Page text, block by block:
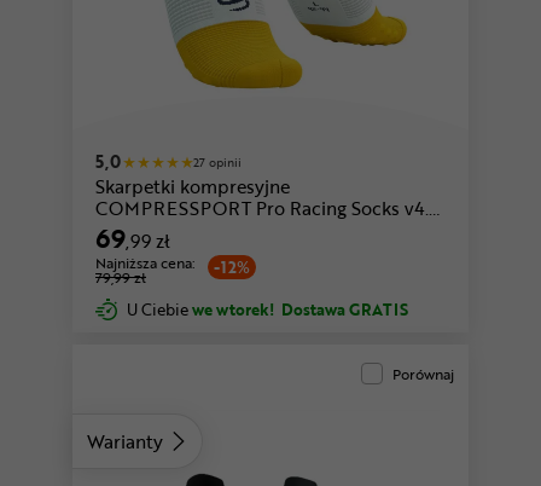
5,0 27 opinii
Skarpetki kompresyjne
COMPRESSPORT Pro Racing Socks v4.0
Run Low
69,99 zł
-12%
Najniższa cena:
79,99 zł
U Ciebiewe wtorek! Dostawa GRATIS
Warianty
Porównaj